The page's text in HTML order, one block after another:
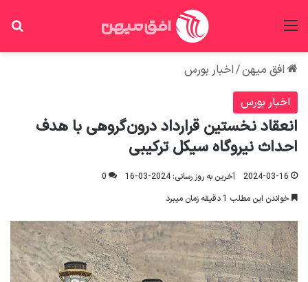
افق میهن/اخبار بورس
اخبار بورس
انعقاد نخستین قرارداد درون‌گروهی با هدف
احداث نیروگاه سیکل ترکیبی
2024-03-16 آخرین به روز رسانی: 2024-03-16
0
خواندن این مطلب 1 دقیقه زمان میبرد